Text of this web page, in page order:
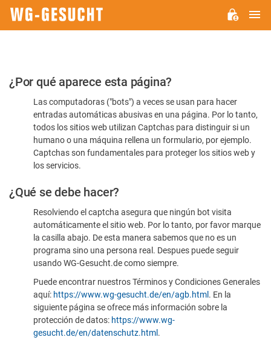
Por
favor,
confirme
humano
¿Por qué aparece esta página?
Las computadoras ("bots") a veces se usan para hacer
entradas automáticas abusivas en una página. Por lo tanto,
todos los sitios web utilizan Captchas para distinguir si un
humano o una máquina rellena un formulario, por ejemplo.
Captchas son fundamentales para proteger los sitios web y
los servicios.
¿Qué se debe hacer?
Resolviendo el captcha asegura que ningún bot visita
automáticamente el sitio web. Por lo tanto, por favor marque
la casilla abajo. De esta manera sabemos que no es un
programa sino una persona real. Despues puede seguir
usando WG-Gesucht.de como siempre.
Puede encontrar nuestros Términos y Condiciones Generales
aquí: https://www.wg-gesucht.de/en/agb.html . En la
siguiente página se ofrece más información sobre la
protección de datos: https://www.wg-
gesucht.de/en/datenschutz.html .